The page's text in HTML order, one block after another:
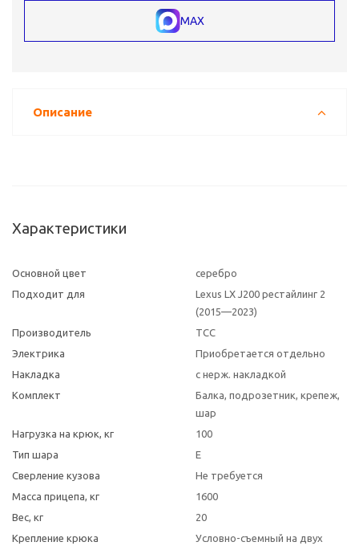
MAX
Описание
Характеристики
Основной цвет
серебро
Подходит для
Lexus LX J200 рестайлинг 2
(2015—2023)
Производитель
ТСС
Электрика
Приобретается отдельно
Накладка
с нерж. накладкой
Комплект
Балка, подрозетник, крепеж,
шар
Нагрузка на крюк, кг
100
Тип шара
E
Сверление кузова
Не требуется
Масса прицепа, кг
1600
Вес, кг
20
Крепление крюка
Условно-съемный на двух